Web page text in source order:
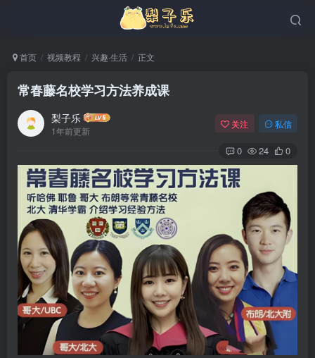
首页 视频教程 兴趣·生活 正文
常春藤名校学习方法养成课
梨子乐
1年前更新
关注 私信
0 24 0